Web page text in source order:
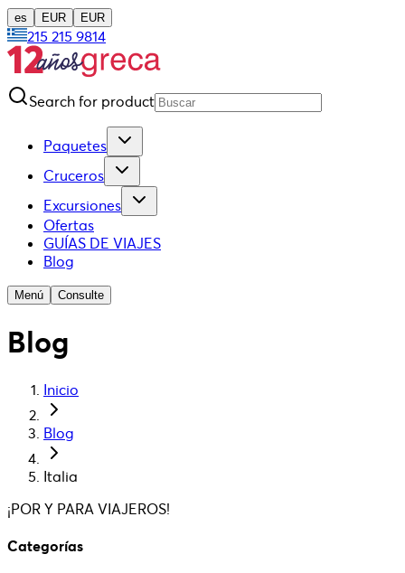
es EUR EUR
215 215 9814
Search for product
Paquetes
Cruceros
Excursiones
Ofertas
GUÍAS DE VIAJES
Blog
Menú Consulte
Blog
Inicio
Blog
Italia
¡POR Y PARA VIAJEROS!
Categorías